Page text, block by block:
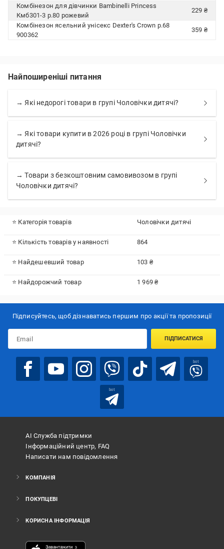
Комбінезон для дівчинки Bambinelli Princess
Кмб301-3 р.80 рожевий
229 ₴
Комбінезон ясельний унісекс Dexter's Crown р.68
900362
359 ₴
Найпоширеніші питання
→ Які недорогі товари в групі Чоловічки дитячі?
→ Які товари купити в 2026 році в групі Чоловічки
дитячі?
→ Товари з безкоштовним самовивозом в групі
Чоловічки дитячі?
⭐ Категорія товарів Чоловічки дитячі
⭐ Кількість товарів у наявності 864
⭐ Найдешевший товар 103 ₴
⭐ Найдорожчий товар 1 969 ₴
Підписуйтесь, щоб дізнаватись першим про акції та пропозиції
ПІДПИСАТИСЯ
bot
bot
АІ Служба підтримки
Інформаційний центр, FAQ
Написати нам повідомлення
КОМПАНІЯ
ПОКУПЦЕВІ
КОРИСНА ІНФОРМАЦІЯ